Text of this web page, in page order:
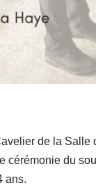
de la Salle
cérémonie du
ans.